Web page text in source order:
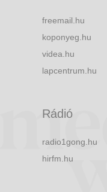
freemail.hu
koponyeg.hu
videa.hu
lapcentrum.hu
Rádió
radio1gong.hu
hirfm.hu